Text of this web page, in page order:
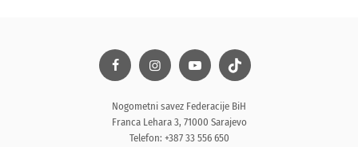
Nogometni savez Federacije BiH
Franca Lehara 3, 71000 Sarajevo
Telefon: +387 33 556 650